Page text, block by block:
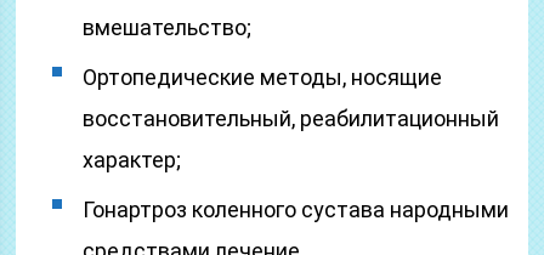
вмешательство;
Ортопедические методы, носящие
восстановительный, реабилитационный
характер;
Гонартроз коленного сустава народными